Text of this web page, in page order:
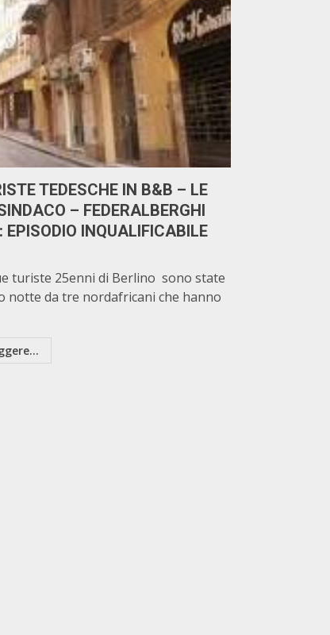
TEDESCHE IN B&B – LE
– FEDERALBERGHI
EPISODIO INQUALIFICABILE
turiste 25enni di Berlino sono state
notte da tre nordafricani che hanno